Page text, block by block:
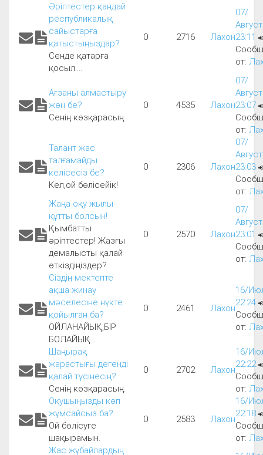
Әріптестер қандай
республикалық
сайыстарға
қатыстыңыздар?
Сенде қатарға
қосыл....
0 2716 Лахон
07/
23:11
от:
Ағзаны алмастыру
жөн бе?
Сенің көзқарасың.
0 4535 Лахон
07/
23:07
от:
Талант жас
талғамайды
келісесіз бе?
Кел,ой бөлісейік!
0 2306 Лахон
07/
23:03
от:
Жаңа оқу жылы
құтты болсын!
Қымбатты
әріптестер! Жазғы
демалысты қалай
өткіздіңіздер?
0 2570 Лахон
07/
23:01
от:
Сіздің мектепте
ақша жинау
мәселесіне нүкте
қойылған ба?
ОЙЛАНАЙЫҚ,БІР
БОЛАЙЫҚ...
0 2461 Лахон
16/
22:24
от:
Шаңырақ
жарастығы дегенді
қалай түсінесің?
Сенің көзқарасың.
0 2702 Лахон
16/
22:22
от:
Оқушыңызды көп
жұмсайсыз ба?
Ой бөлісуге
шақырамын.
0 2583 Лахон
16/
22:18
от:
Жас жұбайлардың